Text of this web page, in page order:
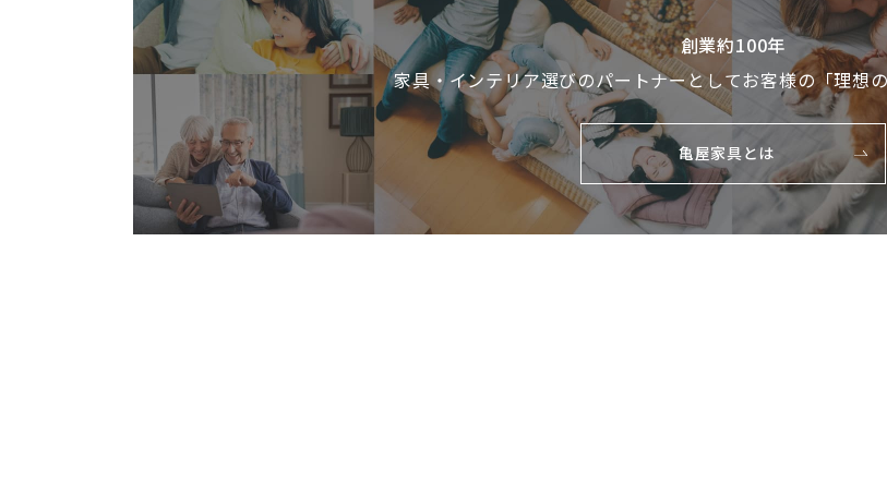
創業約100年
家具・インテリア選びのパートナーとしてお客様の「理想
亀屋家具とは